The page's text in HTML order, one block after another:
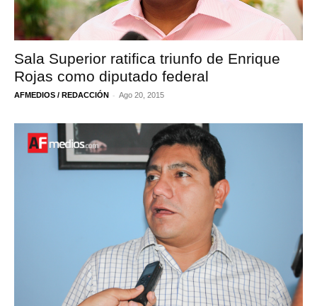
Sala Superior ratifica triunfo de Enrique
Rojas como diputado federal
AFMEDIOS / REDACCIÓN - Ago 20, 2015